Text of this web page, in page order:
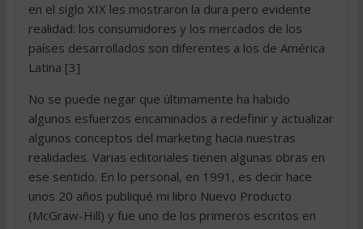
en el siglo XIX les mostraron la dura pero evidente
realidad: los consumidores y los mercados de los
países desarrollados son diferentes a los de América
Latina [3]
No se puede negar que últimamente ha habido
algunos esfuerzos encaminados a redefinir y actualizar
algunos conceptos del marketing hacia nuestras
realidades. Varias editoriales tienen algunas obras en
ese sentido. En lo personal, en 1991, es decir hace
unos 20 años publiqué mi libro Nuevo Producto
(McGraw-Hill) y fue uno de los primeros escritos en